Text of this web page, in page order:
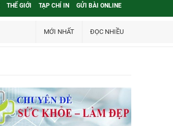
THẾ GIỚI TẠP CHÍ IN GỬI BÀI ONLINE
MỚI NHẤT ĐỌC NHIỀU